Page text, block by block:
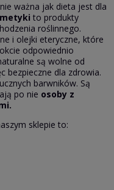
ważna jak dieta jest dla
to produkty
roślinnego.
i olejki eteryczne, które
odpowiednio
są wolne od
bezpieczne dla zdrowia.
barwników. Są
po nie osoby z
sklepie to: